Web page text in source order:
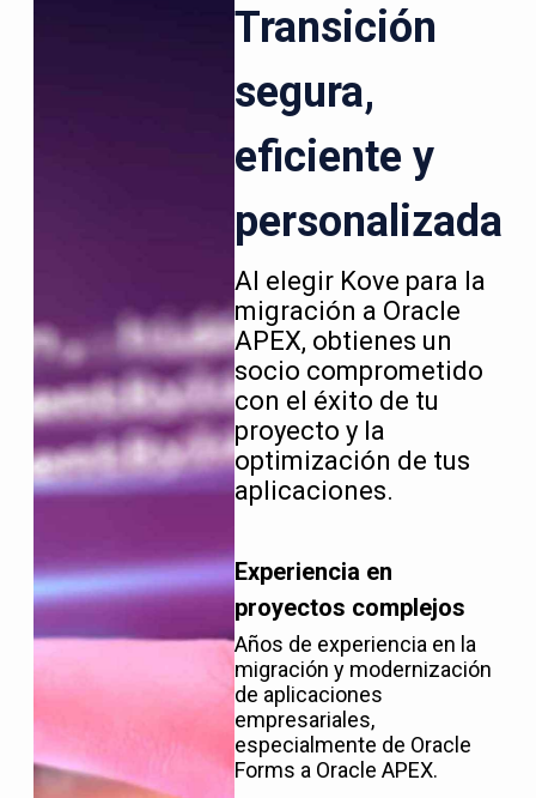
Transición
segura,
eficiente y
personalizada
Al elegir Kove para la
migración a Oracle
APEX, obtienes un
socio comprometido
con el éxito de tu
proyecto y la
optimización de tus
aplicaciones.
Experiencia en
proyectos complejos
Años de experiencia en la
migración y modernización
de aplicaciones
empresariales,
especialmente de Oracle
Forms a Oracle APEX.